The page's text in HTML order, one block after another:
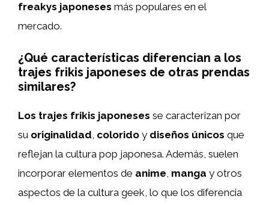
freakys japoneses más populares en el
mercado.
¿Qué características diferencian a los
trajes frikis japoneses de otras prendas
similares?
Los trajes frikis japoneses se caracterizan por
su originalidad, colorido y diseños únicos que
reflejan la cultura pop japonesa. Además, suelen
incorporar elementos de anime, manga y otros
aspectos de la cultura geek, lo que los diferencia